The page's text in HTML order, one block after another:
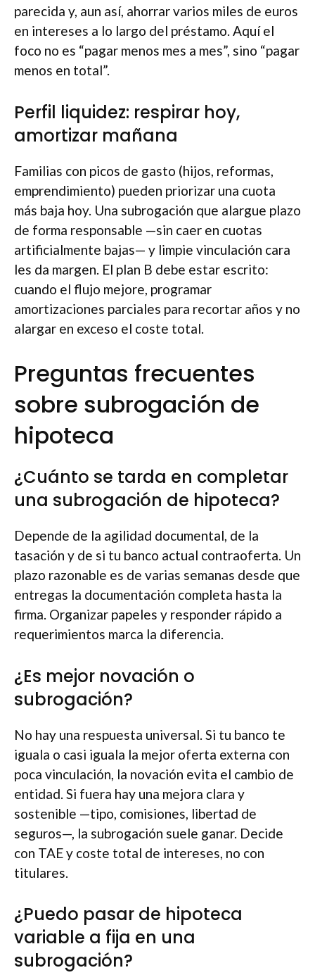
parecida y, aun así, ahorrar varios miles de euros
en intereses a lo largo del préstamo. Aquí el
foco no es “pagar menos mes a mes”, sino “pagar
menos en total”.
Perfil liquidez: respirar hoy,
amortizar mañana
Familias con picos de gasto (hijos, reformas,
emprendimiento) pueden priorizar una cuota
más baja hoy. Una subrogación que alargue plazo
de forma responsable —sin caer en cuotas
artificialmente bajas— y limpie vinculación cara
les da margen. El plan B debe estar escrito:
cuando el flujo mejore, programar
amortizaciones parciales para recortar años y no
alargar en exceso el coste total.
Preguntas frecuentes
sobre subrogación de
hipoteca
¿Cuánto se tarda en completar
una subrogación de hipoteca?
Depende de la agilidad documental, de la
tasación y de si tu banco actual contraoferta. Un
plazo razonable es de varias semanas desde que
entregas la documentación completa hasta la
firma. Organizar papeles y responder rápido a
requerimientos marca la diferencia.
¿Es mejor novación o
subrogación?
No hay una respuesta universal. Si tu banco te
iguala o casi iguala la mejor oferta externa con
poca vinculación, la novación evita el cambio de
entidad. Si fuera hay una mejora clara y
sostenible —tipo, comisiones, libertad de
seguros—, la subrogación suele ganar. Decide
con TAE y coste total de intereses, no con
titulares.
¿Puedo pasar de hipoteca
variable a fija en una
subrogación?